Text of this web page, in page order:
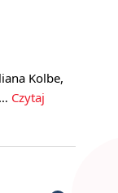
Kolbe,
Czytaj